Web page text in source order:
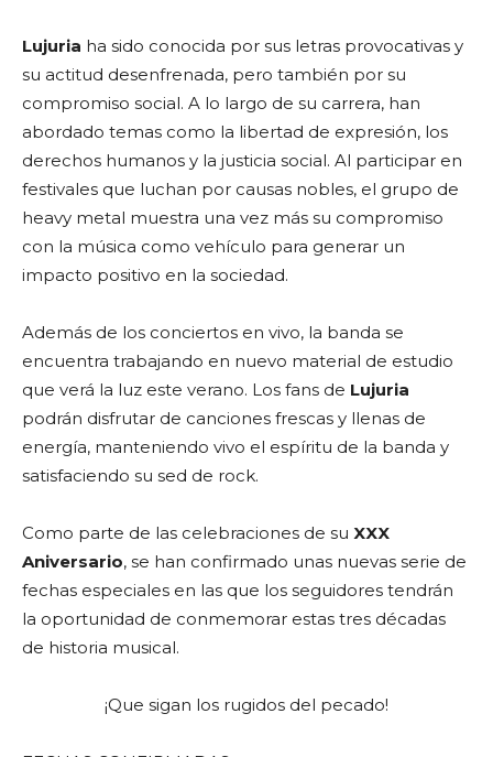
Lujuria ha sido conocida por sus letras provocativas y
su actitud desenfrenada, pero también por su
compromiso social. A lo largo de su carrera, han
abordado temas como la libertad de expresión, los
derechos humanos y la justicia social. Al participar en
festivales que luchan por causas nobles, el grupo de
heavy metal muestra una vez más su compromiso
con la música como vehículo para generar un
impacto positivo en la sociedad.
Además de los conciertos en vivo, la banda se
encuentra trabajando en nuevo material de estudio
que verá la luz este verano. Los fans de Lujuria
podrán disfrutar de canciones frescas y llenas de
energía, manteniendo vivo el espíritu de la banda y
satisfaciendo su sed de rock.
Como parte de las celebraciones de su XXX
Aniversario, se han confirmado unas nuevas serie de
fechas especiales en las que los seguidores tendrán
la oportunidad de conmemorar estas tres décadas
de historia musical.
¡Que sigan los rugidos del pecado!